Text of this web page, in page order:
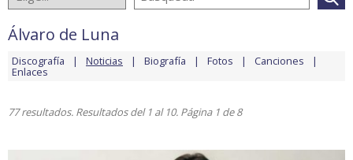
Álvaro de Luna
Discografía Noticias Biografía Fotos Canciones
Enlaces
77 resultados. Resultados del 1 al 10. Página 1 de 8